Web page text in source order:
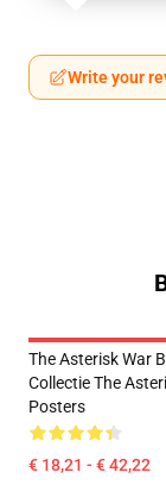
Write your
The Asterisk War
Collectie The
Posters
€ 18,21 - € 42,22